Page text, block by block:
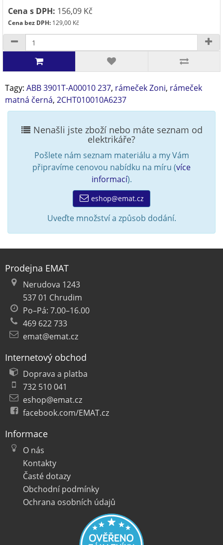
Cena s DPH: 156,09 Kč
Cena bez DPH: 129,00 Kč
Tagy: ABB 3901T-A00010 237, rámeček Zoni, rámeček
matná černá, 2CHT010010A6237
Nenašli jste zboží nebo máte seznam od
elektrikáře?
Pošlete nám seznam materiálu a my Vám
připravíme cenovou nabídku na míru (více
informací).
eshop@emat.cz
Uveďte množství a způsob dodání.
Prodejna EMAT
Nerudova 1243
537 01 Chrudim
Po–Pá: 7.00–16.00
469 622 733
emat@emat.cz
Internetový obchod
Doprava a platba
732 510 041
eshop@emat.cz
facebook.com/EMAT.cz
Informace
O nás
Kontakty
Časté dotazy
Obchodní podmínky
Ochrana osobních údajů